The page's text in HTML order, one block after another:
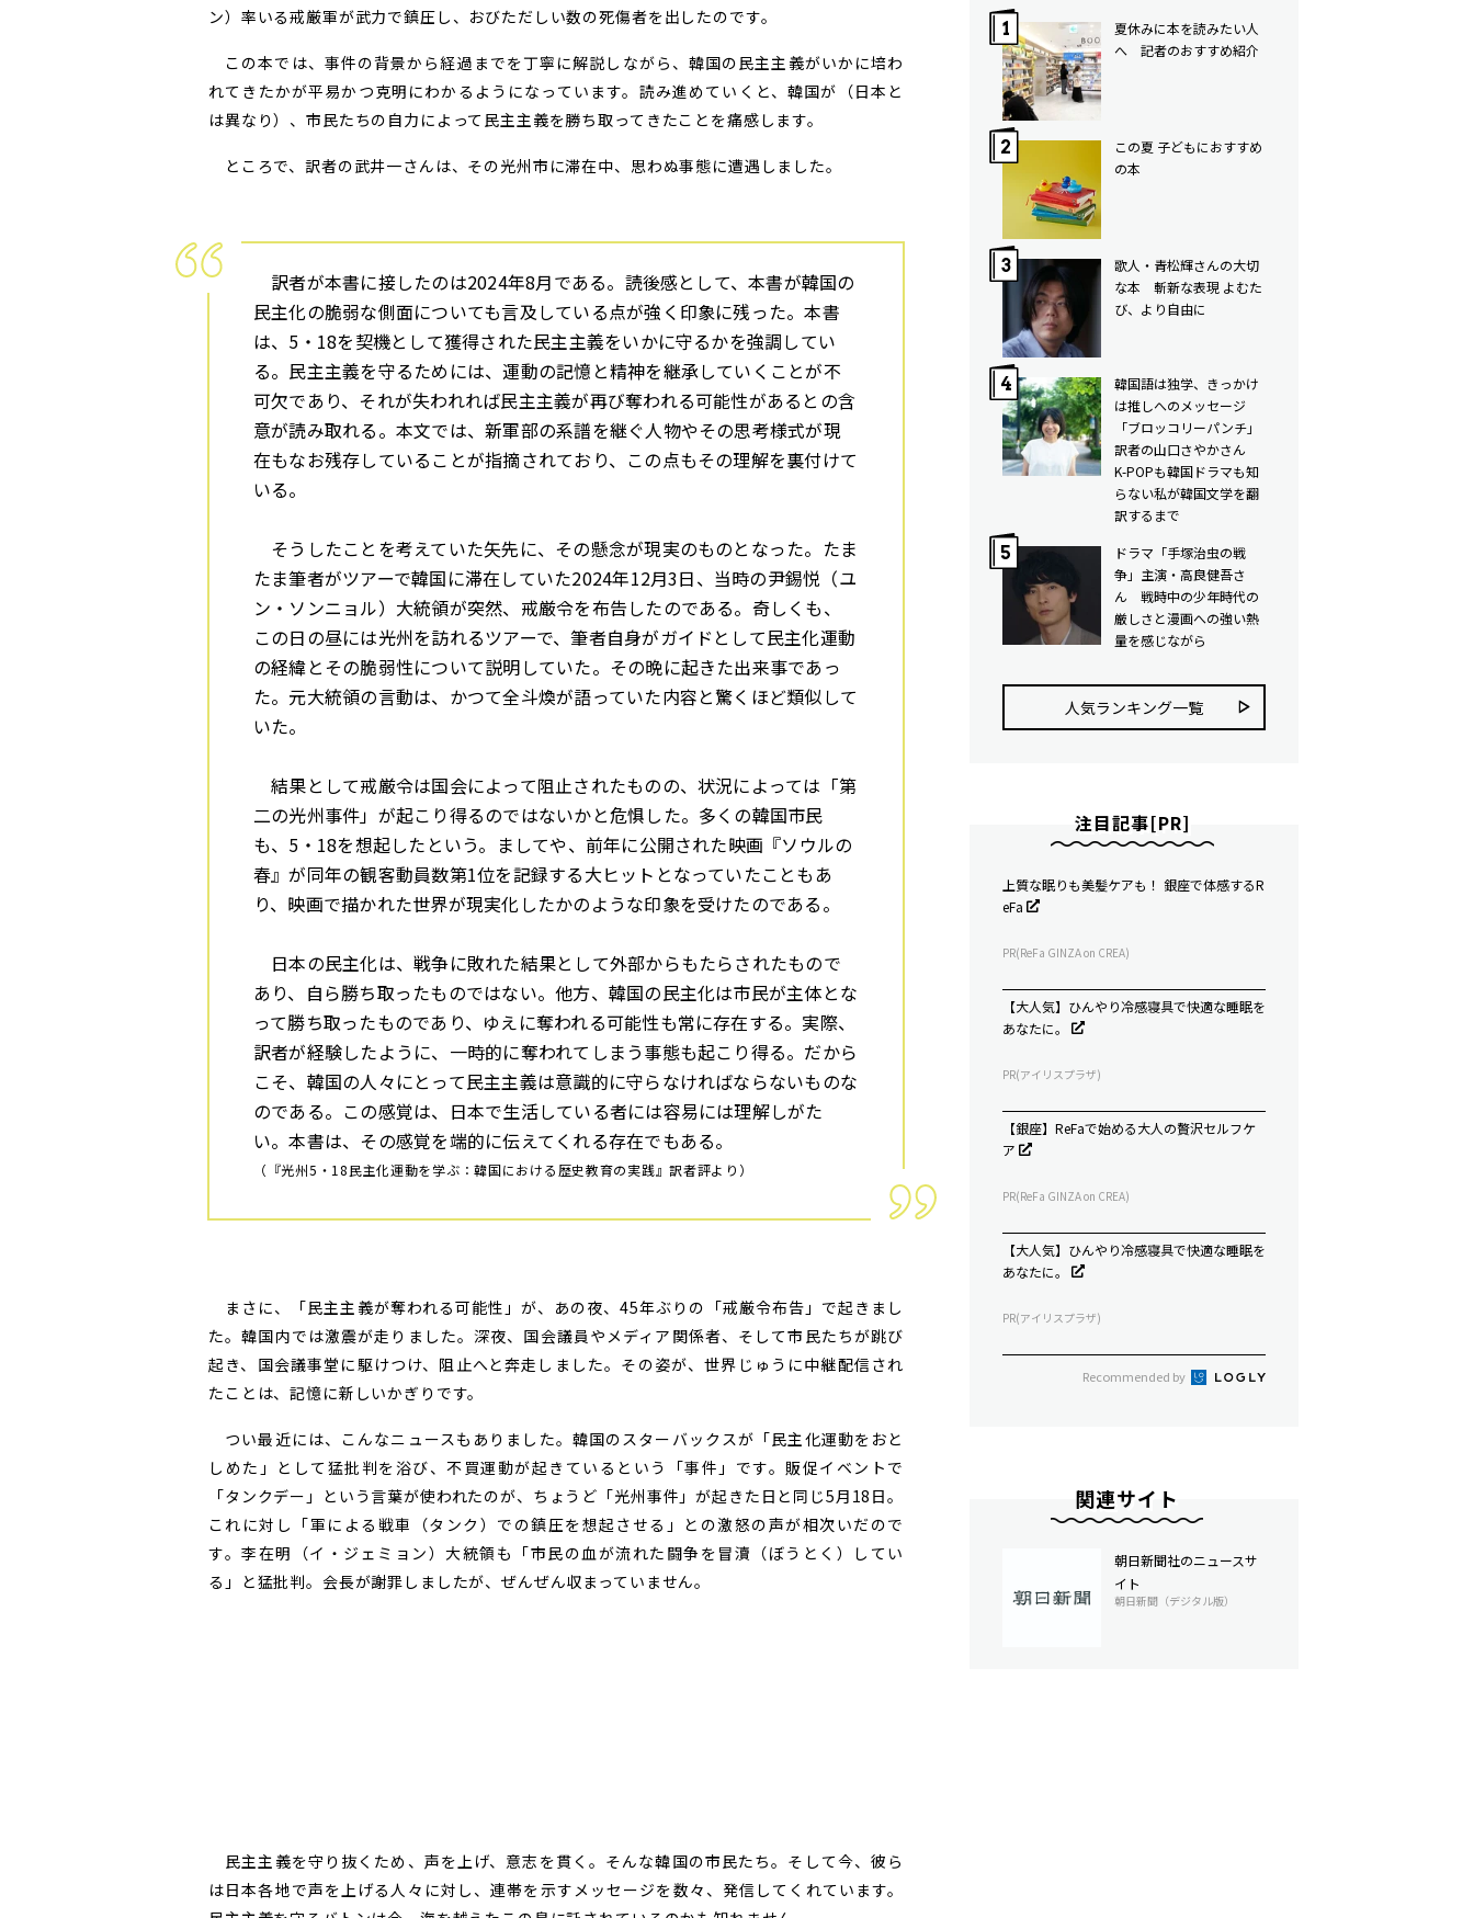
ン）率いる戒厳軍が武力で鎮圧し、おびただしい数の死傷者を出したのです。
この本では、事件の背景から経過までを丁寧に解説しながら、韓国の民主主義がいかに培わ
れてきたかが平易かつ克明にわかるようになっています。読み進めていくと、韓国が（日本と
は異なり）、市民たちの自力によって民主主義を勝ち取ってきたことを痛感します。
ところで、訳者の武井一さんは、その光州市に滞在中、思わぬ事態に遭遇しました。
訳者が本書に接したのは2024年8月である。読後感として、本書が韓国の
民主化の脆弱な側面についても言及している点が強く印象に残った。本書
は、5・18を契機として獲得された民主主義をいかに守るかを強調してい
る。民主主義を守るためには、運動の記憶と精神を継承していくことが不
可欠であり、それが失われれば民主主義が再び奪われる可能性があるとの含
意が読み取れる。本文では、新軍部の系譜を継ぐ人物やその思考様式が現
在もなお残存していることが指摘されており、この点もその理解を裏付けて
いる。
そうしたことを考えていた矢先に、その懸念が現実のものとなった。たま
たま筆者がツアーで韓国に滞在していた2024年12月3日、当時の尹錫悦（ユ
ン・ソンニョル）大統領が突然、戒厳令を布告したのである。奇しくも、
この日の昼には光州を訪れるツアーで、筆者自身がガイドとして民主化運動
の経緯とその脆弱性について説明していた。その晩に起きた出来事であっ
た。元大統領の言動は、かつて全斗煥が語っていた内容と驚くほど類似して
いた。
結果として戒厳令は国会によって阻止されたものの、状況によっては「第
二の光州事件」が起こり得るのではないかと危惧した。多くの韓国市民
も、5・18を想起したという。ましてや、前年に公開された映画『ソウルの
春』が同年の観客動員数第1位を記録する大ヒットとなっていたこともあ
り、映画で描かれた世界が現実化したかのような印象を受けたのである。
日本の民主化は、戦争に敗れた結果として外部からもたらされたもので
あり、自ら勝ち取ったものではない。他方、韓国の民主化は市民が主体とな
って勝ち取ったものであり、ゆえに奪われる可能性も常に存在する。実際、
訳者が経験したように、一時的に奪われてしまう事態も起こり得る。だから
こそ、韓国の人々にとって民主主義は意識的に守らなければならないものな
のである。この感覚は、日本で生活している者には容易には理解しがた
い。本書は、その感覚を端的に伝えてくれる存在でもある。
（『光州5・18民主化運動を学ぶ：韓国における歴史教育の実践』訳者評より）
まさに、「民主主義が奪われる可能性」が、あの夜、45年ぶりの「戒厳令布告」で起きまし
た。韓国内では激震が走りました。深夜、国会議員やメディア関係者、そして市民たちが跳び
起き、国会議事堂に駆けつけ、阻止へと奔走しました。その姿が、世界じゅうに中継配信され
たことは、記憶に新しいかぎりです。
つい最近には、こんなニュースもありました。韓国のスターバックスが「民主化運動をおと
しめた」として猛批判を浴び、不買運動が起きているという「事件」です。販促イベントで
「タンクデー」という言葉が使われたのが、ちょうど「光州事件」が起きた日と同じ5月18日。
これに対し「軍による戦車（タンク）での鎮圧を想起させる」との激怒の声が相次いだので
す。李在明（イ・ジェミョン）大統領も「市民の血が流れた闘争を冒瀆（ぼうとく）してい
る」と猛批判。会長が謝罪しましたが、ぜんぜん収まっていません。
民主主義を守り抜くため、声を上げ、意志を貫く。そんな韓国の市民たち。そして今、彼ら
は日本各地で声を上げる人々に対し、連帯を示すメッセージを数々、発信してくれています。
夏休みに本を読みたい人
へ 記者のおすすめ紹介
この夏 子どもにおすすめ
の本
歌人・青松輝さんの大切
な本 斬新な表現 よむた
び、より自由に
韓国語は独学、きっかけ
は推しへのメッセージ
「ブロッコリーパンチ」
訳者の山口さやかさん
K-POPも韓国ドラマも知
らない私が韓国文学を翻
訳するまで
ドラマ「手塚治虫の戦
争」主演・高良健吾さ
ん 戦時中の少年時代の
厳しさと漫画への強い熱
量を感じながら
人気ランキング⼀覧
注目記事[PR]
上質な眠りも美髪ケアも！ 銀座で体感するR
eFa
PR(ReFa GINZA on CREA)
【大人気】ひんやり冷感寝具で快適な睡眠を
あなたに。
PR(アイリスプラザ)
【銀座】ReFaで始める大人の贅沢セルフケ
ア
PR(ReFa GINZA on CREA)
【大人気】ひんやり冷感寝具で快適な睡眠を
あなたに。
PR(アイリスプラザ)
Recommended by
関連サイト
朝日新聞社のニュースサ
イト
朝日新聞（デジタル版）